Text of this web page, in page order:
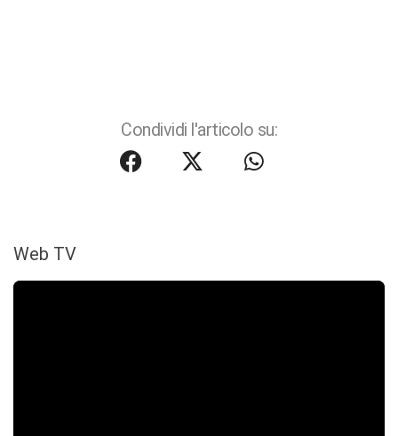
Condividi l'articolo su:
Web TV